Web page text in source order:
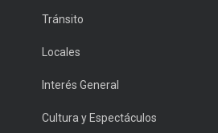
Tránsito
Locales
Interés General
Cultura y Espectáculos